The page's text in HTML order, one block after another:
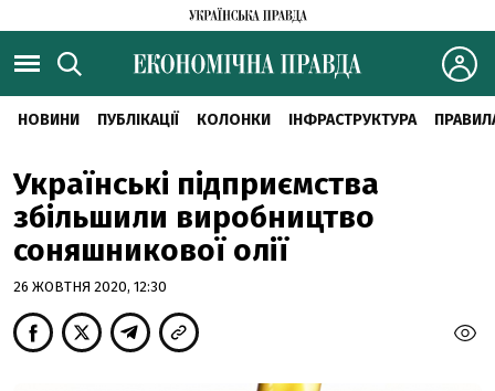
НОВИНИ ПУБЛІКАЦІЇ КОЛОНКИ ІНФРАСТРУКТУРА
Українські підприємства
збільшили виробництво
соняшникової олії
26 ЖОВТНЯ 2020, 12:30